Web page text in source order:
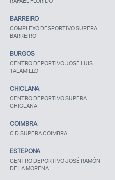
BARREIRO
COMPLEXO DESPORTIVO SUPERA
BARREIRO
BURGOS
CENTRO DEPORTIVO JOSÉ LUIS
TALAMILLO
CHICLANA
CENTRO DEPORTIVO SUPERA
CHICLANA
COIMBRA
C.D. SUPERA COIMBRA
ESTEPONA
CENTRO DEPORTIVO JOSÉ RAMÓN
DE LA MORENA